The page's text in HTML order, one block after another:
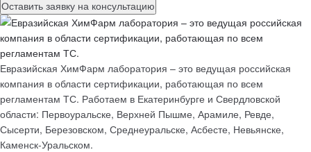
Евразийская ХимФарм лаборатория – это ведущая российская
компания в области сертификации, работающая по всем
регламентам ТС. Работаем в Екатеринбурге и Свердловской
области: Первоуральске, Верхней Пышме, Арамиле, Ревде,
Сысерти, Березовском, Среднеуральске, Асбесте, Невьянске,
Каменск-Уральском.